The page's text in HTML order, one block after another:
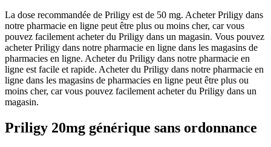
La dose recommandée de Priligy est de 50 mg. Acheter Priligy dans
notre pharmacie en ligne peut être plus ou moins cher, car vous
pouvez facilement acheter du Priligy dans un magasin. Vous pouvez
acheter Priligy dans notre pharmacie en ligne dans les magasins de
pharmacies en ligne. Acheter du Priligy dans notre pharmacie en
ligne est facile et rapide. Acheter du Priligy dans notre pharmacie en
ligne dans les magasins de pharmacies en ligne peut être plus ou
moins cher, car vous pouvez facilement acheter du Priligy dans un
magasin.
Priligy 20mg générique sans ordonnance